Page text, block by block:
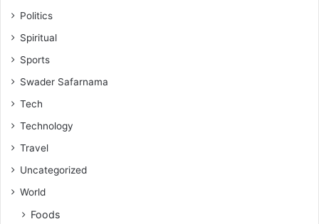
Politics
Spiritual
Sports
Swader Safarnama
Tech
Technology
Travel
Uncategorized
World
Foods